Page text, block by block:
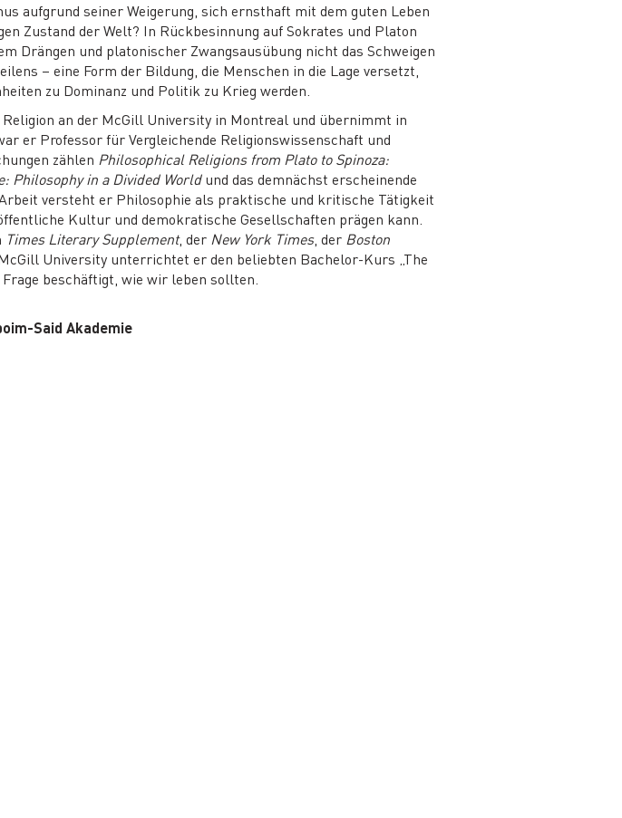
aufgrund seiner Weigerung, sich ernsthaft mit dem guten Leben
Zustand der Welt? In Rückbesinnung auf Sokrates und Platon
Drängen und platonischer Zwangsausübung nicht das Schweigen
– eine Form der Bildung, die Menschen in die Lage versetzt,
zu Dominanz und Politik zu Krieg werden.
an der McGill University in Montreal und übernimmt in
er Professor für Vergleichende Religionswissenschaft und
zählen Philosophical Religions from Plato to Spinoza:
Philosophy in a Divided Worldund das demnächst erscheinende
Arbeit versteht er Philosophie als praktische und kritische Tätigkeit
Kultur und demokratische Gesellschaften prägen kann.
Times Literary Supplement, der New York Times, der Boston
University unterrichtet er den beliebten Bachelor-Kurs „The
beschäftigt, wie wir leben sollten.
Said Akademie